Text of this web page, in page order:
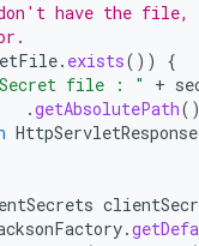
have the file,
. exists())
{
file : " +
.getAbsolutePath()
HttpServletResponse
.